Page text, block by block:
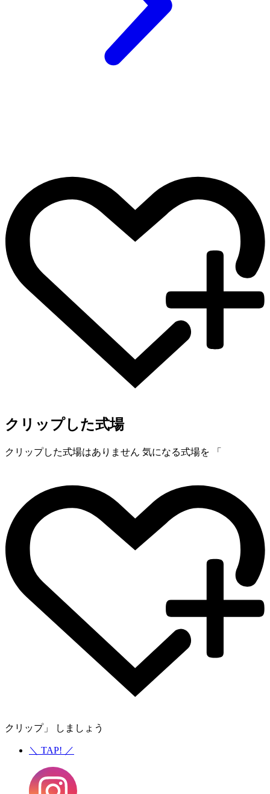
クリップした式場
クリップした式場はありません 気になる式場を 「
クリップ」 しましょう
＼ TAP! ／